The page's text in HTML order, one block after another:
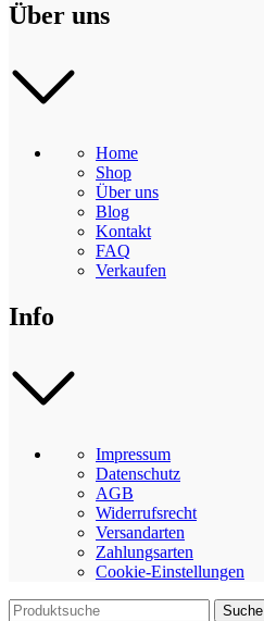
Über uns
Home
Shop
Über uns
Blog
Kontakt
FAQ
Verkaufen
Info
Impressum
Datenschutz
AGB
Widerrufsrecht
Versandarten
Zahlungsarten
Cookie-Einstellungen
Suche